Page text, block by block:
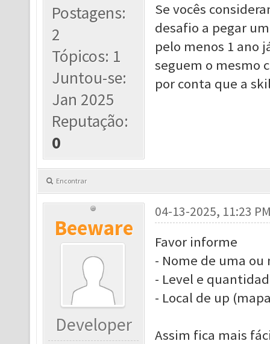
Postagens:
2
Tópicos: 1
Juntou-se:
Jan 2025
Reputação:
0
Se vocês
desafio a pegar
pelo menos 1 ano
seguem o mesmo
por conta que a
Encontrar
Beeware
Developer
04-13-2025, 11:23
Favor informe
- Nome de uma
- Level e
- Local de up
Assim fica mais